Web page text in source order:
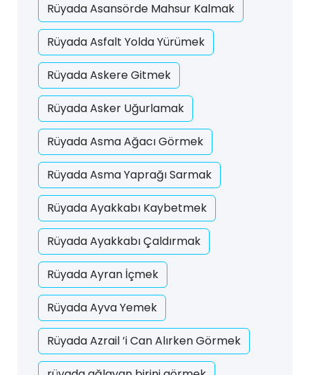
Rüyada Asansörde Mahsur Kalmak
Rüyada Asfalt Yolda Yürümek
Rüyada Askere Gitmek
Rüyada Asker Uğurlamak
Rüyada Asma Ağacı Görmek
Rüyada Asma Yaprağı Sarmak
Rüyada Ayakkabı Kaybetmek
Rüyada Ayakkabı Çaldırmak
Rüyada Ayran İçmek
Rüyada Ayva Yemek
Rüyada Azrail ’i Can Alırken Görmek